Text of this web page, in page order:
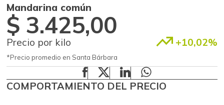
Mandarina común
$ 3.425,00
Precio por kilo +10,02%
*Precio promedio en Santa Bárbara
COMPORTAMIENTO DEL PRECIO